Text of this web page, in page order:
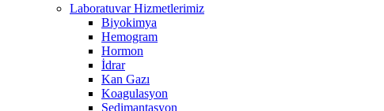
Laboratuvar Hizmetlerimiz
Biyokimya
Hemogram
Hormon
İdrar
Kan Gazı
Koagulasyon
Sedimantasyon